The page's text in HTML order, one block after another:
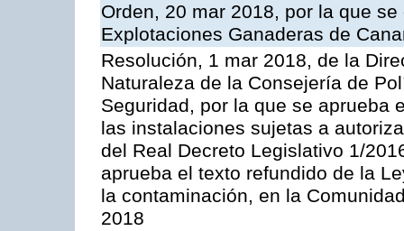
Orden, 20 mar 2018, por la que
Explotaciones Ganaderas de
Resolución, 1 mar 2018, de la
Naturaleza de la Consejería de
Seguridad, por la que se aprueba
las instalaciones sujetas a
del Real Decreto Legislativo 1/
aprueba el texto refundido de la
la contaminación, en la
2018